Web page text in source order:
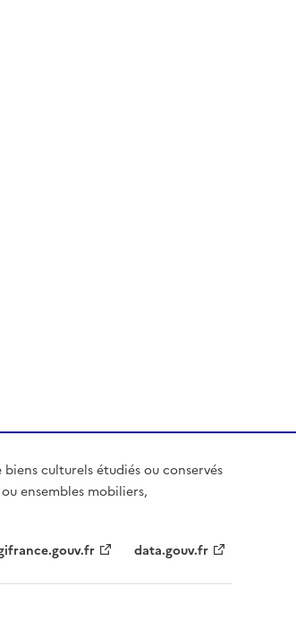
culturels étudiés ou conservés
ensembles mobiliers,
data.gouv.fr